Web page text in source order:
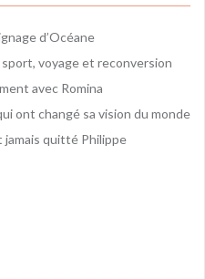
d’Océane
voyage et reconversion
avec Romina
ont changé sa vision du monde
jamais quitté Philippe